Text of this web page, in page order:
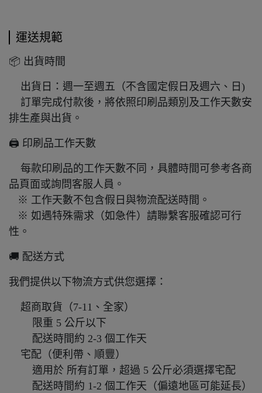
運送規範
📦 出貨時間
出貨日：週一至週五（不含國定假日及週六、日)
訂單完成付款後，將依照印刷品類別及工作天數安
排生產與出貨。
🖨️ 印刷品工作天數
每款印刷品的工作天數不同，具體時間可參考各商
品頁面或詢問客服人員。
※ 工作天數不包含假日與物流配送時間。
※ 如遇特殊需求（如急件）請聯繫客服確認可行
性。
🚚 配送方式
我們提供以下物流方式供您選擇：
超商取貨（7-11、全家）
限重 5 公斤以下
配送時間約 2-3 個工作天
宅配（便利帶、順豐）
適用於 所有訂單，超過 5 公斤必須選擇宅配
配送時間約 1-2 個工作天（偏遠地區可能延長）